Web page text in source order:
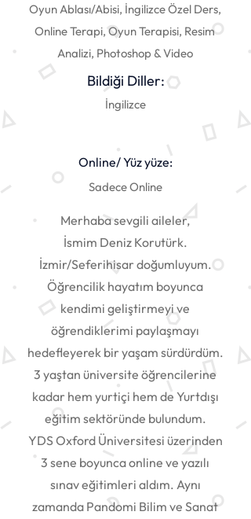
Oyun Ablası/Abisi, İngilizce Özel Ders,
Online Terapi, Oyun Terapisi, Resim
Analizi, Photoshop & Video
Bildiği Diller:
İngilizce
Online/ Yüz yüze:
Sadece Online
Merhaba sevgili aileler,
İsmim Deniz Korutürk.
İzmir/Seferihisar doğumluyum.
Öğrencilik hayatım boyunca
kendimi geliştirmeyi ve
öğrendiklerimi paylaşmayı
hedefleyerek bir yaşam sürdürdüm.
3 yaştan üniversite öğrencilerine
kadar hem yurtiçi hem de Yurtdışı
eğitim sektöründe bulundum.
YDS Oxford Üniversitesi üzerinden
3 sene boyunca online ve yazılı
sınav eğitimleri aldım. Aynı
zamanda Pandomi Bilim ve Sanat